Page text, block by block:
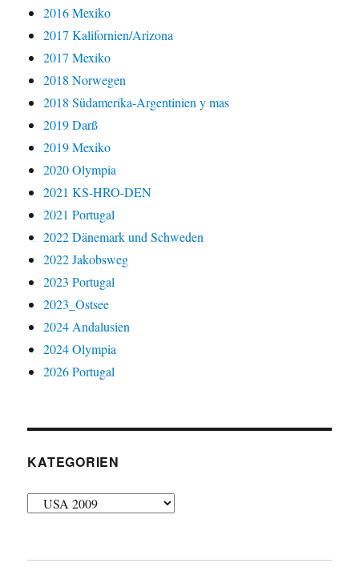
2016 Mexiko
2017 Kalifornien/Arizona
2017 Mexiko
2018 Norwegen
2018 Südamerika-Argentinien y mas
2019 Darß
2019 Mexiko
2020 Olympia
2021 KS-HRO-DEN
2021 Portugal
2022 Dänemark und Schweden
2022 Jakobsweg
2023 Portugal
2023_Ostsee
2024 Andalusien
2024 Olympia
2026 Portugal
KATEGORIEN
Kategorien